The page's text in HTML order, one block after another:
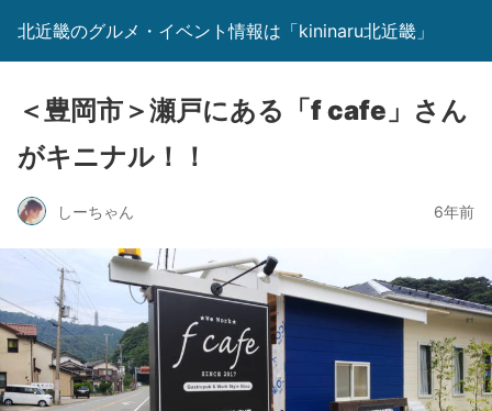
北近畿のグルメ・イベント情報は「kininaru北近畿」
＜豊岡市＞瀬戸にある「f cafe」さん
がキニナル！！
しーちゃん 6年前